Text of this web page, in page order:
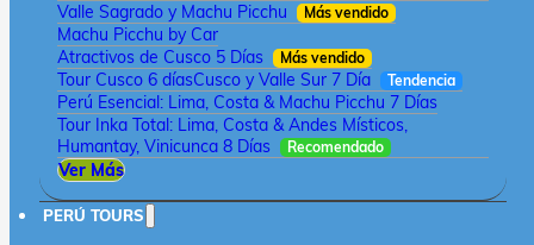
Valle Sagrado y Machu Picchu Más vendido
Machu Picchu by Car
Atractivos de Cusco 5 Días
Más vendido
Tour Cusco 6 díasCusco y Valle Sur 7 Día Tendencia
Perú Esencial: Lima, Costa & Machu Picchu 7 Días
Tour Inka Total: Lima, Costa & Andes Místicos,
Humantay, Vinicunca 8 Días
Recomendado
Ver Más
PERÚ TOURS